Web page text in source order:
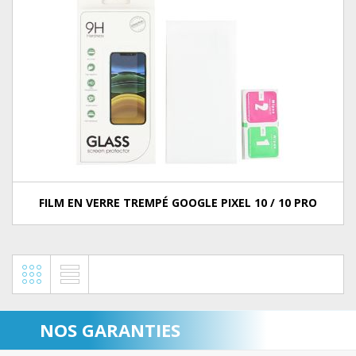
FILM EN VERRE TREMPÉ GOOGLE PIXEL 10 / 10 PRO
NOS GARANTIES